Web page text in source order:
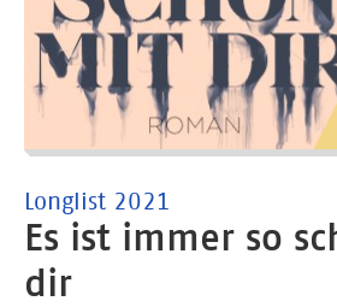
Longlist 2021
Es ist immer so
dir